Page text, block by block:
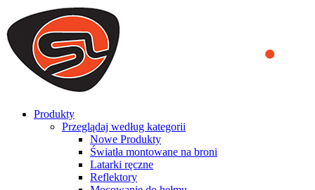
We use cookies to ensure that we provide you the best experience
on our website. By continuing to browse this website, you accept
that cookies are used to help us analyze how the website is used and
to offer you a better experience. To learn more or to find out how
you can disable cookies, you can access our
Produkty
Przeglądaj według kategorii
Nowe Produkty
Światła montowane na broni
Latarki ręczne
Reflektory